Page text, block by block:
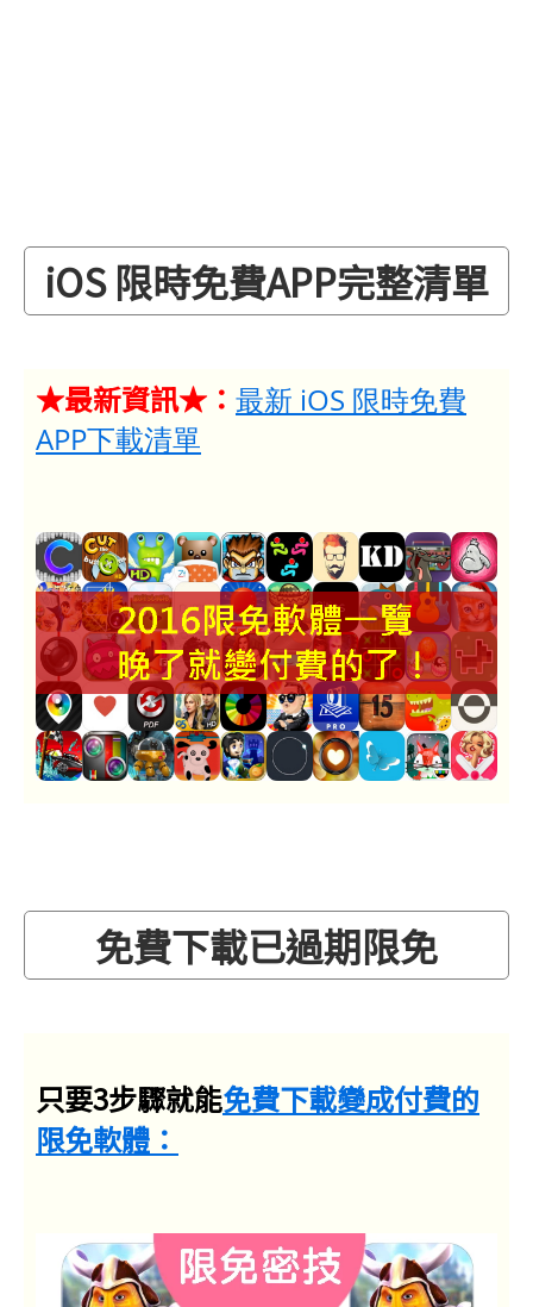
iOS 限時免費APP完整清單
★最新資訊★： 最新 iOS 限時免費
APP下載清單
免費下載已過期限免
只要3步驟就能免費下載變成付費的
限免軟體：